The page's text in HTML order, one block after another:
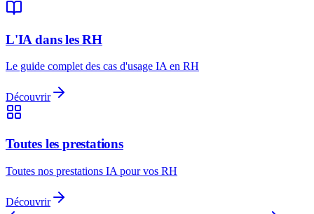
L'IA dans les RH
Le guide complet des cas d'usage IA en RH
Découvrir
Toutes les prestations
Toutes nos prestations IA pour vos RH
Découvrir